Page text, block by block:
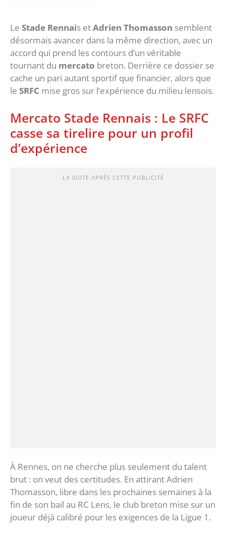
‎Le Stade Rennais etAdrien Thomasson semblent
désormais avancer dans la même direction, avec un
accord qui prend les contours d’un véritable
tournant du mercato breton. Derrière ce dossier se
cache un pari autant sportif que financier, alors que
le SRFC mise gros sur l’expérience du milieu lensois.
‎Mercato Stade Rennais : Le SRFC
casse sa tirelire pour un profil
d’expérience
LA SUITE APRÈS CETTE PUBLICITÉ
‎À Rennes, on ne cherche plus seulement du talent
brut : on veut des certitudes. En attirant Adrien
Thomasson, libre dans les prochaines semaines à la
fin de son bail au RC Lens, le club breton mise sur un
joueur déjà calibré pour les exigences de la Ligue 1.